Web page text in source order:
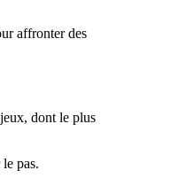
affronter des
dont le plus
pas.